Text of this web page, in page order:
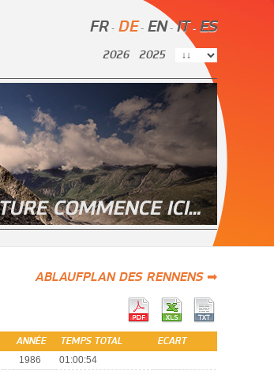
FR- DE- EN- IT - ES
2026 2025
ABLAUFPLAN DES RENNENS ➡
ANNÉE TEMPS TOTAL ECART
1986 01:00:54